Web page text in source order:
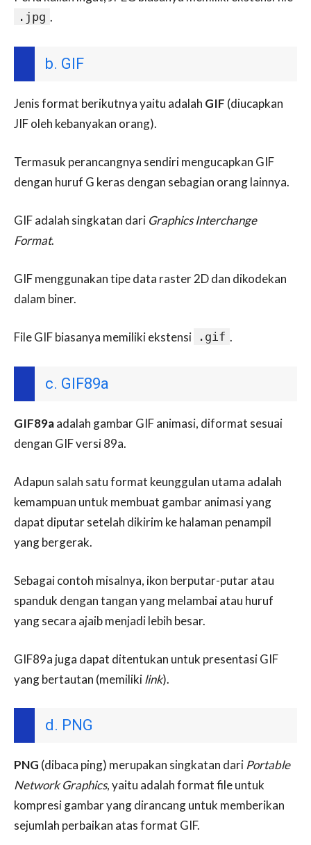
.jpg .
b. GIF
Jenis format berikutnya yaitu adalah GIF (diucapkan
JIF oleh kebanyakan orang).
Termasuk perancangnya sendiri mengucapkan GIF
dengan huruf G keras dengan sebagian orang lainnya.
GIF adalah singkatan dari Graphics Interchange
Format.
GIF menggunakan tipe data raster 2D dan dikodekan
dalam biner.
File GIF biasanya memiliki ekstensi .gif .
c. GIF89a
GIF89aadalah gambar GIF animasi, diformat sesuai
dengan GIF versi 89a.
Adapun salah satu format keunggulan utama adalah
kemampuan untuk membuat gambar animasi yang
dapat diputar setelah dikirim ke halaman penampil
yang bergerak.
Sebagai contoh misalnya, ikon berputar-putar atau
spanduk dengan tangan yang melambai atau huruf
yang secara ajaib menjadi lebih besar.
GIF89a juga dapat ditentukan untuk presentasi GIF
yang bertautan (memilikilink).
d. PNG
PNG (dibaca ping) merupakan singkatan dari Portable
Network Graphics, yaitu adalah format file untuk
kompresi gambar yang dirancang untuk memberikan
sejumlah perbaikan atas format GIF.